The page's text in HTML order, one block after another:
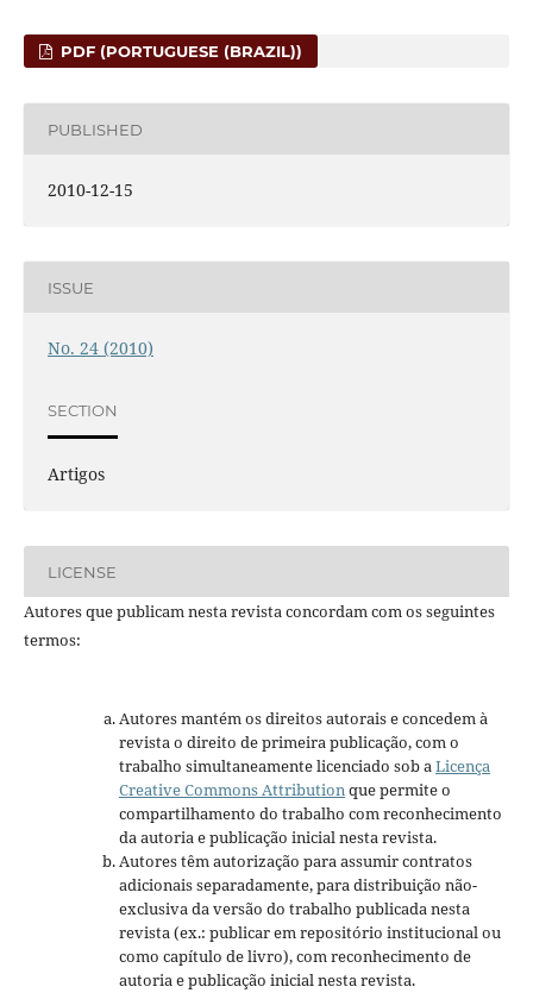
PDF (PORTUGUESE (BRAZIL))
PUBLISHED
2010-12-15
ISSUE
No. 24 (2010)
SECTION
Artigos
LICENSE
Autores que publicam nesta revista concordam com os seguintes
termos:
Autores mantém os direitos autorais e concedem à
revista o direito de primeira publicação, com o
trabalho simultaneamente licenciado sob aLicença
Creative Commons Attributionque permite o
compartilhamento do trabalho com reconhecimento
da autoria e publicação inicial nesta revista.
Autores têm autorização para assumir contratos
adicionais separadamente, para distribuição não-
exclusiva da versão do trabalho publicada nesta
revista (ex.: publicar em repositório institucional ou
como capítulo de livro), com reconhecimento de
autoria e publicação inicial nesta revista.